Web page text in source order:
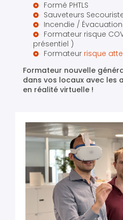
Formé PHTLS
Sauveteurs
Incendie / Évacuation
Formateur risque
présentiel )
Formateur risque
Formateur nouvelle
dans vos locaux avec les
en réalité virtuelle !